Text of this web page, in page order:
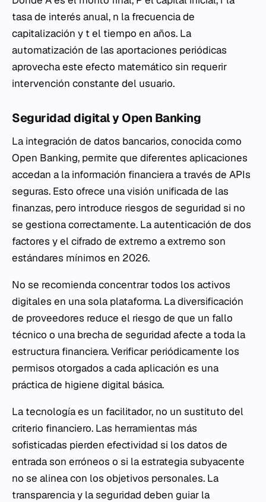
tasa de interés anual, n la frecuencia de
capitalización y t el tiempo en años. La
automatización de las aportaciones periódicas
aprovecha este efecto matemático sin requerir
intervención constante del usuario.
Seguridad digital y Open Banking
La integración de datos bancarios, conocida como
Open Banking, permite que diferentes aplicaciones
accedan a la información financiera a través de APIs
seguras. Esto ofrece una visión unificada de las
finanzas, pero introduce riesgos de seguridad si no
se gestiona correctamente. La autenticación de dos
factores y el cifrado de extremo a extremo son
estándares mínimos en 2026.
No se recomienda concentrar todos los activos
digitales en una sola plataforma. La diversificación
de proveedores reduce el riesgo de que un fallo
técnico o una brecha de seguridad afecte a toda la
estructura financiera. Verificar periódicamente los
permisos otorgados a cada aplicación es una
práctica de higiene digital básica.
La tecnología es un facilitador, no un sustituto del
criterio financiero. Las herramientas más
sofisticadas pierden efectividad si los datos de
entrada son erróneos o si la estrategia subyacente
no se alinea con los objetivos personales. La
transparencia y la seguridad deben guiar la